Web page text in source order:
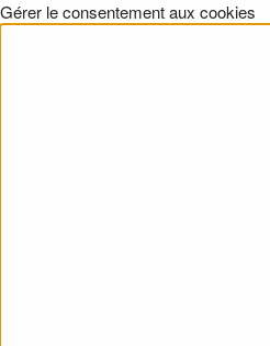
Gérer le consentement aux cookies